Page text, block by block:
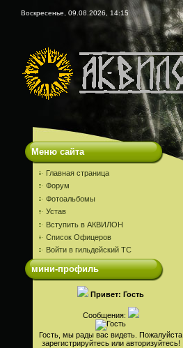
Воскресенье, 09.08.2026, 14:15
Меню сайта
Главная страница
Форум
Фотоальбомы
Устав
Вступить в АКВИЛОН
Список Офицеров
Войти в гильдейский ТС
мини-профиль
Привет: Гость
Сообщения:
Гость, мы рады вас видеть. Пожалуйста
зарегистрируйтесь или авторизуйтесь!